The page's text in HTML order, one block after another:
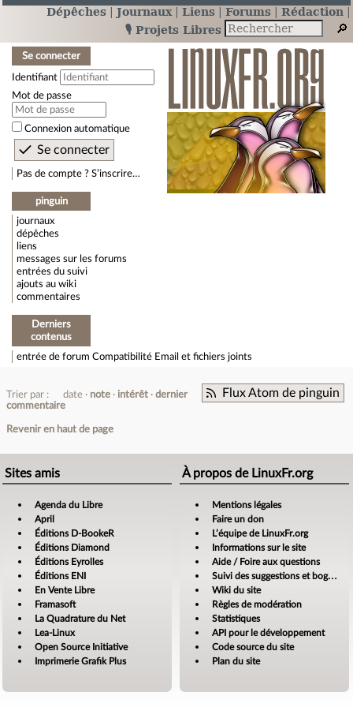
Dépêches Journaux Liens Forums
Rédaction
🎙️ Projets Libres
Se connecter
Identifiant
Mot de passe
Connexion automatique
Pas de compte ? S’inscrire…
pinguin
journaux
dépêches
liens
messages sur les forums
entrées du suivi
ajouts au wiki
commentaires
Derniers
contenus
entrée de forum Compatibilité Email et fichiers joints
Flux Atom de pinguin
Trier par : date note intérêt
dernier
commentaire
Revenir en haut de page
Sites amis
Agenda du Libre
April
Éditions D-BookeR
Éditions Diamond
Éditions Eyrolles
Éditions ENI
En Vente Libre
Framasoft
La Quadrature du Net
Lea-Linux
Open Source Initiative
Imprimerie Grafik Plus
À propos de LinuxFr.org
Mentions légales
Faire un don
L’équipe de LinuxFr.org
Informations sur le site
Aide / Foire aux questions
Suivi des suggestions et bogues
Wiki du site
Règles de modération
Statistiques
API pour le développement
Code source du site
Plan du site